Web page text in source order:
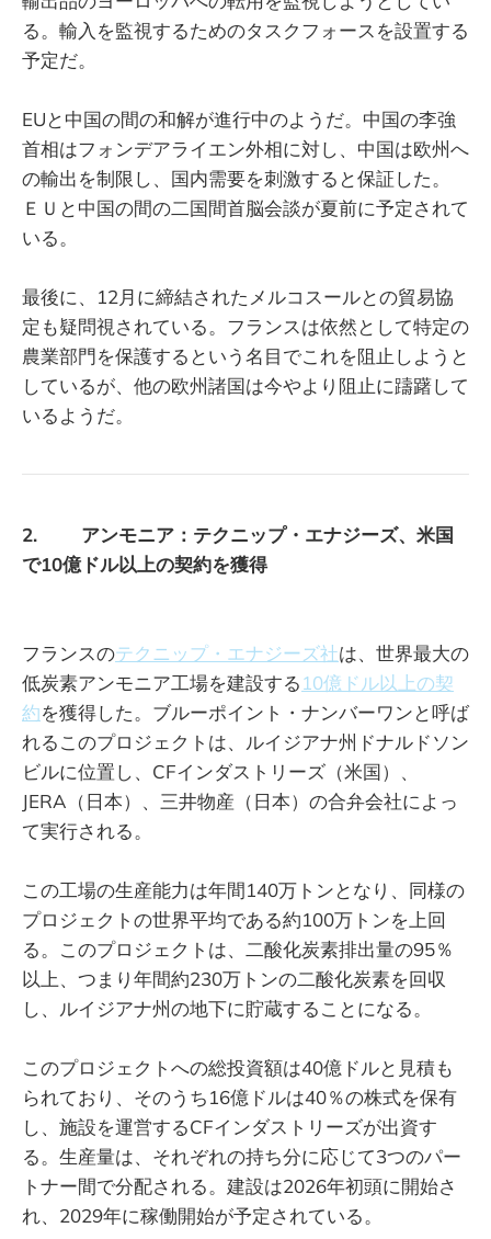
る。輸入を監視するためのタスクフォースを設置する
予定だ。
EUと中国の間の和解が進行中のようだ。中国の李強
首相はフォンデアライエン外相に対し、中国は欧州へ
の輸出を制限し、国内需要を刺激すると保証した。
ＥＵと中国の間の二国間首脳会談が夏前に予定されて
いる。
最後に、12月に締結されたメルコスールとの貿易協
定も疑問視されている。フランスは依然として特定の
農業部門を保護するという名目でこれを阻止しようと
しているが、他の欧州諸国は今やより阻止に躊躇して
いるようだ。
2. アンモニア：テクニップ・エナジーズ、米国
で10億ドル以上の契約を獲得
フランスのテクニップ・エナジーズ社は、世界最大の
低炭素アンモニア工場を建設する10億ドル以上の契
約を獲得した。ブルーポイント・ナンバーワンと呼ば
れるこのプロジェクトは、ルイジアナ州ドナルドソン
ビルに位置し、CFインダストリーズ（米国）、
JERA（日本）、三井物産（日本）の合弁会社によっ
て実行される。
この工場の生産能力は年間140万トンとなり、同様の
プロジェクトの世界平均である約100万トンを上回
る。このプロジェクトは、二酸化炭素排出量の95％
以上、つまり年間約230万トンの二酸化炭素を回収
し、ルイジアナ州の地下に貯蔵することになる。
このプロジェクトへの総投資額は40億ドルと見積も
られており、そのうち16億ドルは40％の株式を保有
し、施設を運営するCFインダストリーズが出資す
る。生産量は、それぞれの持ち分に応じて3つのパー
トナー間で分配される。建設は2026年初頭に開始さ
れ、2029年に稼働開始が予定されている。